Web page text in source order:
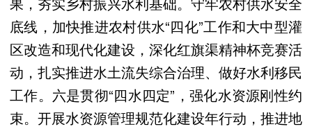
底线，加快推进农村供水“四化”工作和大中型灌
区改造和现代化建设，深化红旗渠精神杯竞赛活
动，扎实推进水土流失综合治理、做好水利移民
工作。六是贯彻“四水四定”，强化水资源刚性约
束。开展水资源管理规范化建设年行动，推进地